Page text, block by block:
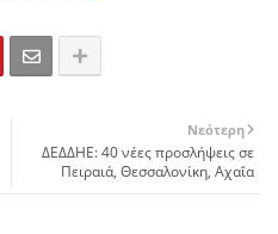
Νεότερη
ΔΕΔΔΗΕ: 40 νέες προσλήψεις σε
Πειραιά, Θεσσαλονίκη, Αχαΐα